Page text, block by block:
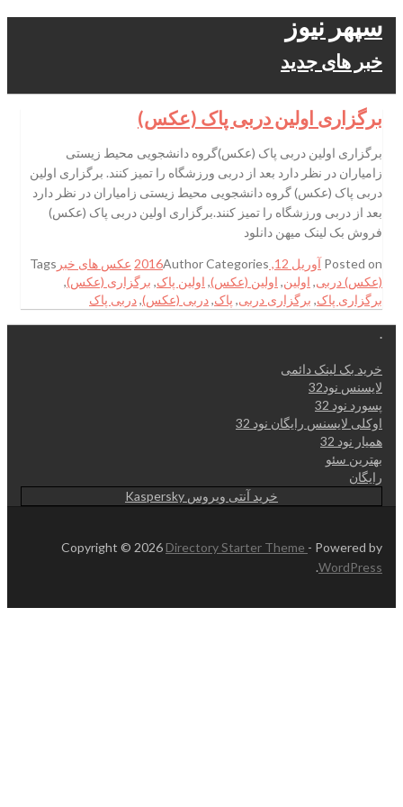
سپهر نیوز
خبر های جدید
برگزاری اولین دربی پاک (عکس)
برگزاری اولین دربی پاک (عکس)گروه دانشجویی محیط زیستی
زامیاران در نظر دارد بعد از دربی ورزشگاه را تمیز کنند. برگزاری اولین
دربی پاک (عکس) گروه دانشجویی محیط زیستی زامیاران در نظر دارد
بعد از دربی ورزشگاه را تمیز کنند.برگزاری اولین دربی پاک (عکس)
فروش بک لینک میهن دانلود
Posted on آوریل 12, 2016 AuthorCategories عکس های خبر Tags
(عکس) دربی, اولین, اولین (عکس), اولین پاک, برگزاری (عکس),
برگزاری پاک, برگزاری دربی, پاک,دربی (عکس),دربی پاک
.
خرید بک لینک دائمی
لایسنس نود32
پسورد نود 32
اوکلی لایسنس رایگان نود 32
همیار نود 32
بهترین سئو
رایگان
خرید آنتی ویروس Kaspersky
Copyright © 2026 Directory Starter Theme - Powered by
WordPress
.